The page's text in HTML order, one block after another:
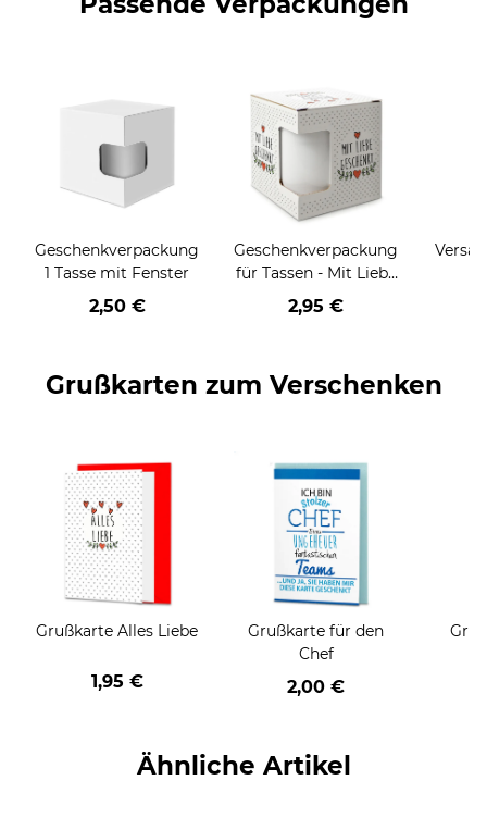
Geschenkverpackung
1 Tasse mit Fenster
2,50 €
Geschenkverpackung
für Tassen - Mit Liebe
geschenkt
2,95 €
Grußkarten zum Verschenken
Grußkarte Alles Liebe
1,95 €
Grußkarte für den
Chef
2,00 €
Ähnliche Artikel